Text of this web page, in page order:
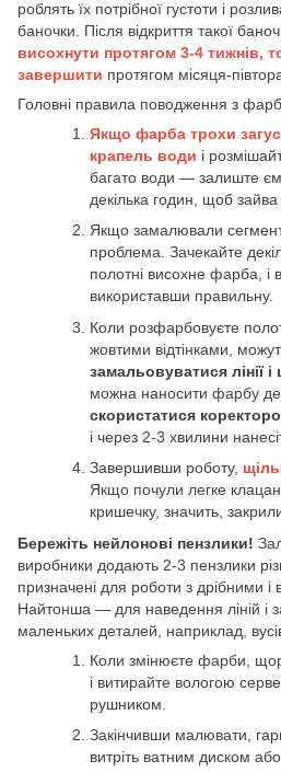
роблять їх потрібної густоти і
баночки. Після відкриття такої
висохнути протягом 3-4 тижнів,
завершити протягом місяця-
Головні правила поводження з
Якщо фарба трохи
крапель води і
багато води — залиште
декілька годин, щоб
Якщо замалювали
проблема. Зачекайте
полотні висохне фарба, і
використавши правильну.
Коли розфарбовуєте
жовтими відтінками,
замальовуватися лінії
можна наносити фарбу
скористатися
і через 2-3 хвилини
Завершивши роботу,
Якщо почули легке
кришечку, значить,
Бережіть нейлонові пензлики!
виробники додають 2-3 пензлики
призначені для роботи з дрібними і
Найтонша — для наведення ліній і
маленьких деталей, наприклад,
Коли змінюєте фарби,
і витирайте вологою
рушником.
Закінчивши малювати,
витріть ватним диском